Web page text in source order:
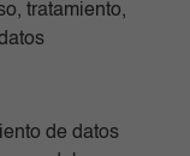
tratamiento,
de datos